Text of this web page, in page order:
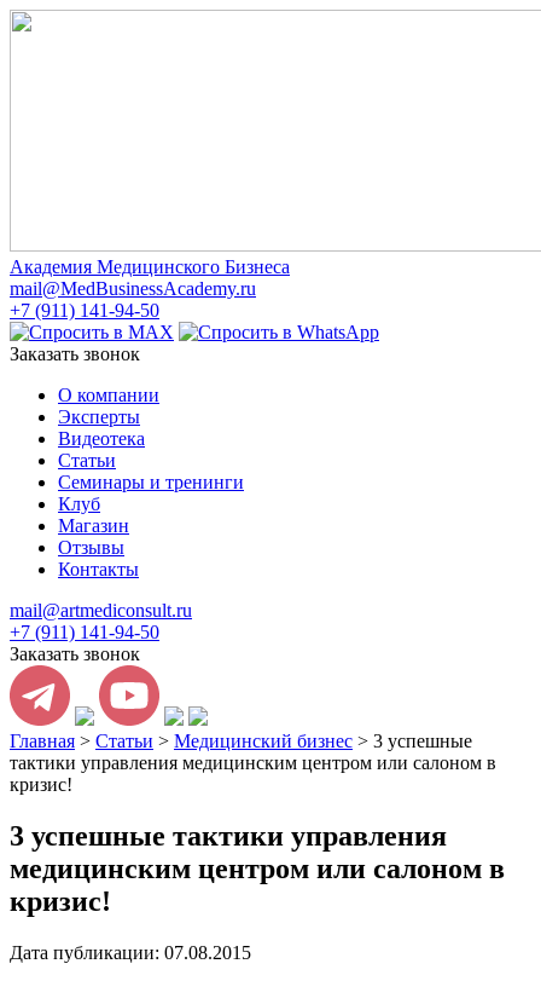
Академия Медицинского Бизнеса
mail@MedBusinessAcademy.ru
+7 (911) 141-94-50
Заказать звонок
О компании
Эксперты
Видеотека
Статьи
Семинары и тренинги
Клуб
Магазин
Отзывы
Контакты
mail@artmediconsult.ru
+7 (911) 141-94-50
Заказать звонок
Главная > Статьи > Медицинский бизнес > 3 успешные
тактики управления медицинским центром или салоном в
кризис!
3 успешные тактики управления
медицинским центром или салоном в
кризис!
Дата публикации: 07.08.2015